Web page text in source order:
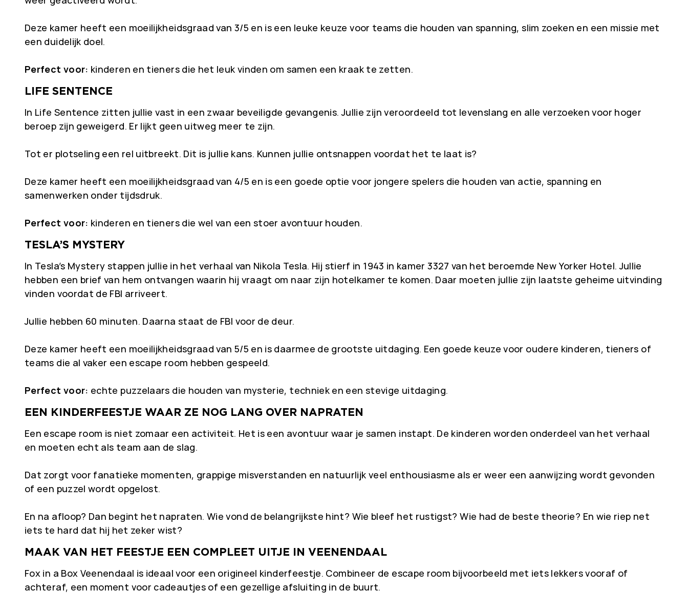
Deze kamer heeft een moeilijkheidsgraad van 3/5 en is een leuke keuze voor teams die houden van spanning, slim zoeken en een missie met
een duidelijk doel.
Perfect voor: kinderen en tieners die het leuk vinden om samen een kraak te zetten.
LIFE SENTENCE
In Life Sentence zitten jullie vast in een zwaar beveiligde gevangenis. Jullie zijn veroordeeld tot levenslang en alle verzoeken voor hoger
beroep zijn geweigerd. Er lijkt geen uitweg meer te zijn.
Tot er plotseling een rel uitbreekt. Dit is jullie kans. Kunnen jullie ontsnappen voordat het te laat is?
Deze kamer heeft een moeilijkheidsgraad van 4/5 en is een goede optie voor jongere spelers die houden van actie, spanning en
samenwerken onder tijdsdruk.
Perfect voor: kinderen en tieners die wel van een stoer avontuur houden.
TESLA’S MYSTERY
In Tesla’s Mystery stappen jullie in het verhaal van Nikola Tesla. Hij stierf in 1943 in kamer 3327 van het beroemde New Yorker Hotel. Jullie
hebben een brief van hem ontvangen waarin hij vraagt om naar zijn hotelkamer te komen. Daar moeten jullie zijn laatste geheime uitvinding
vinden voordat de FBI arriveert.
Jullie hebben 60 minuten. Daarna staat de FBI voor de deur.
Deze kamer heeft een moeilijkheidsgraad van 5/5 en is daarmee de grootste uitdaging. Een goede keuze voor oudere kinderen, tieners of
teams die al vaker een escape room hebben gespeeld.
Perfect voor: echte puzzelaars die houden van mysterie, techniek en een stevige uitdaging.
EEN KINDERFEESTJE WAAR ZE NOG LANG OVER NAPRATEN
Een escape room is niet zomaar een activiteit. Het is een avontuur waar je samen instapt. De kinderen worden onderdeel van het verhaal
en moeten echt als team aan de slag.
Dat zorgt voor fanatieke momenten, grappige misverstanden en natuurlijk veel enthousiasme als er weer een aanwijzing wordt gevonden
of een puzzel wordt opgelost.
En na afloop? Dan begint het napraten. Wie vond de belangrijkste hint? Wie bleef het rustigst? Wie had de beste theorie? En wie riep net
iets te hard dat hij het zeker wist?
MAAK VAN HET FEESTJE EEN COMPLEET UITJE IN VEENENDAAL
Fox in a Box Veenendaal is ideaal voor een origineel kinderfeestje. Combineer de escape room bijvoorbeeld met iets lekkers vooraf of
achteraf, een moment voor cadeautjes of een gezellige afsluiting in de buurt.